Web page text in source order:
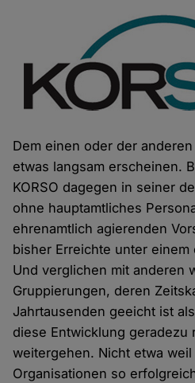
Dem einen oder der
etwas langsam erscheinen.
KORSO dagegen in seiner
ohne hauptamtliches
ehrenamtlich agierenden
bisher Erreichte unter einem
Und verglichen mit anderen
Gruppierungen, deren
Jahrtausenden geeicht ist
diese Entwicklung geradezu
weitergehen. Nicht etwa
Organisationen so